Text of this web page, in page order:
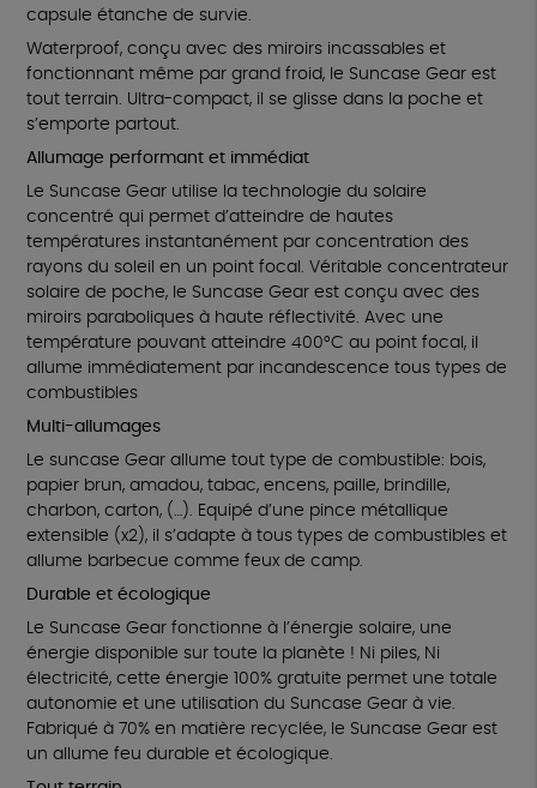
capsule étanche de survie.
Waterproof, conçu avec des miroirs incassables et
fonctionnant même par grand froid, le Suncase Gear est
tout terrain. Ultra-compact, il se glisse dans la poche et
s’emporte partout.
Allumage performant et immédiat
Le Suncase Gear utilise la technologie du solaire
concentré qui permet d’atteindre de hautes
températures instantanément par concentration des
rayons du soleil en un point focal. Véritable concentrateur
solaire de poche, le Suncase Gear est conçu avec des
miroirs paraboliques à haute réflectivité. Avec une
température pouvant atteindre 400°C au point focal, il
allume immédiatement par incandescence tous types de
combustibles
Multi-allumages
Le suncase Gear allume tout type de combustible: bois,
papier brun, amadou, tabac, encens, paille, brindille,
charbon, carton, (…). Equipé d’une pince métallique
extensible (x2), il s’adapte à tous types de combustibles et
allume barbecue comme feux de camp.
Durable et écologique
Le Suncase Gear fonctionne à l’énergie solaire, une
énergie disponible sur toute la planète ! Ni piles, Ni
électricité, cette énergie 100% gratuite permet une totale
autonomie et une utilisation du Suncase Gear à vie.
Fabriqué à 70% en matière recyclée, le Suncase Gear est
un allume feu durable et écologique.